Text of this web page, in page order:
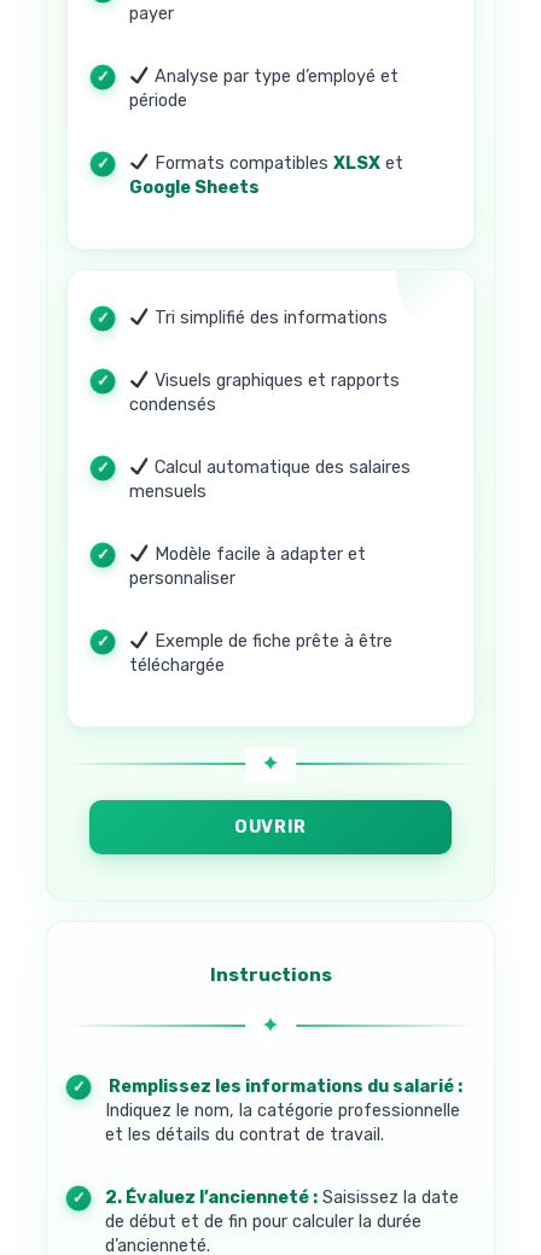
payer
Analyse par type d’employé et
période
Formats compatibles XLSXet
Google Sheets
Tri simplifié des informations
Visuels graphiques et rapports
condensés
Calcul automatique des salaires
mensuels
Modèle facile à adapter et
personnaliser
Exemple de fiche prête à être
téléchargée
OUVRIR
Instructions
1. Remplissez les informations du salarié :
Indiquez le nom, la catégorie professionnelle
et les détails du contrat de travail.
2. Évaluez l’ancienneté : Saisissez la date
de début et de fin pour calculer la durée
d’ancienneté.